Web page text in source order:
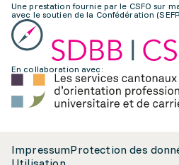
Une prestation fournie par le CSFO sur
avec le soutien de la Confédération
En collaboration avec:
ImpressumProtection des